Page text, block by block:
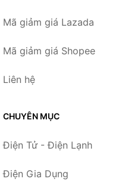
Mã giảm giá Lazada
Mã giảm giá Shopee
Liên hệ
CHUYÊN MỤC
Điện Tử - Điện Lạnh
Điện Gia Dụng